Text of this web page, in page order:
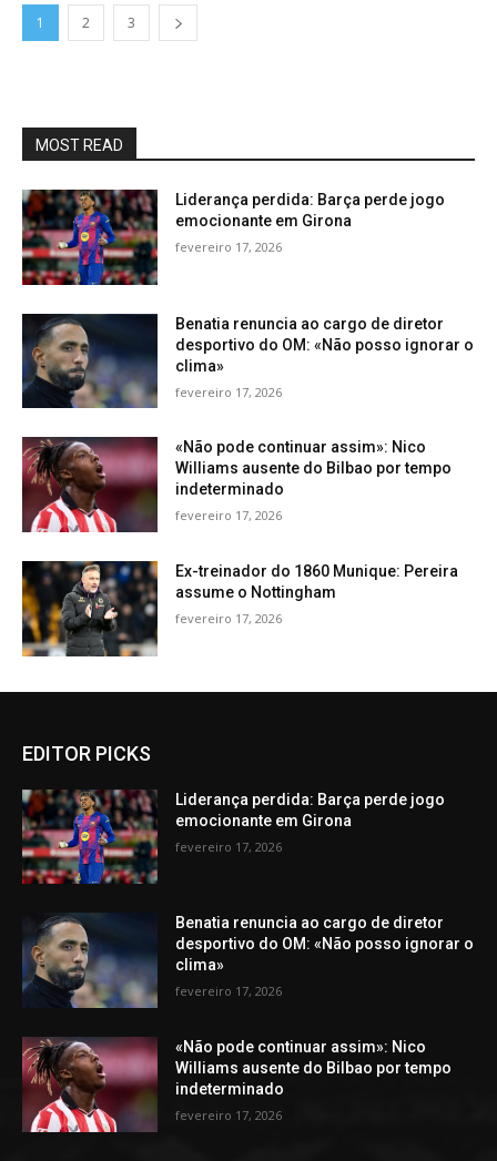
1 2 3
MOST READ
Liderança perdida: Barça perde jogo
emocionante em Girona
fevereiro 17, 2026
Benatia renuncia ao cargo de diretor
desportivo do OM: «Não posso ignorar o
clima»
fevereiro 17, 2026
«Não pode continuar assim»: Nico
Williams ausente do Bilbao por tempo
indeterminado
fevereiro 17, 2026
Ex-treinador do 1860 Munique: Pereira
assume o Nottingham
fevereiro 17, 2026
EDITOR PICKS
Liderança perdida: Barça perde jogo
emocionante em Girona
fevereiro 17, 2026
Benatia renuncia ao cargo de diretor
desportivo do OM: «Não posso ignorar o
clima»
fevereiro 17, 2026
«Não pode continuar assim»: Nico
Williams ausente do Bilbao por tempo
indeterminado
fevereiro 17, 2026